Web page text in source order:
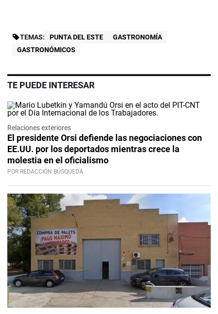
TEMAS: PUNTA DEL ESTE
GASTRONOMÍA
GASTRONÓMICOS
TE PUEDE INTERESAR
Relaciones exteriores
El presidente Orsi defiende las negociaciones con
EE.UU. por los deportados mientras crece la
molestia en el oficialismo
POR REDACCIÓN BÚSQUEDA